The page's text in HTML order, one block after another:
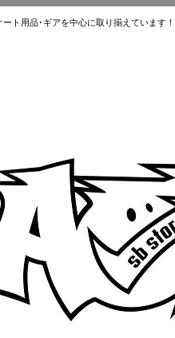
･ギアを中心に取り揃えています！バ